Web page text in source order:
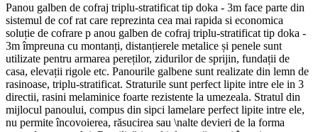
Panou galben de cofraj triplu-stratificat tip doka - 3m face parte din
sistemul de cof rat care reprezinta cea mai rapida si economica
soluție de cofrare p anou galben de cofraj triplu-stratificat tip doka -
3m împreuna cu montanți, distanțierele metalice și penele sunt
utilizate pentru armarea pereților, zidurilor de sprijin, fundații de
casa, elevații rigole etc. Panourile galbene sunt realizate din lemn de
rasinoase, triplu-stratificat. Straturile sunt perfect lipite intre ele in 3
directii, rasini melaminice foarte rezistente la umezeala. Stratul din
mijlocul panoului, compus din sipci lamelare perfect lipite intre ele,
nu permite încovoierea, răsucirea sau \nalte devieri de la forma